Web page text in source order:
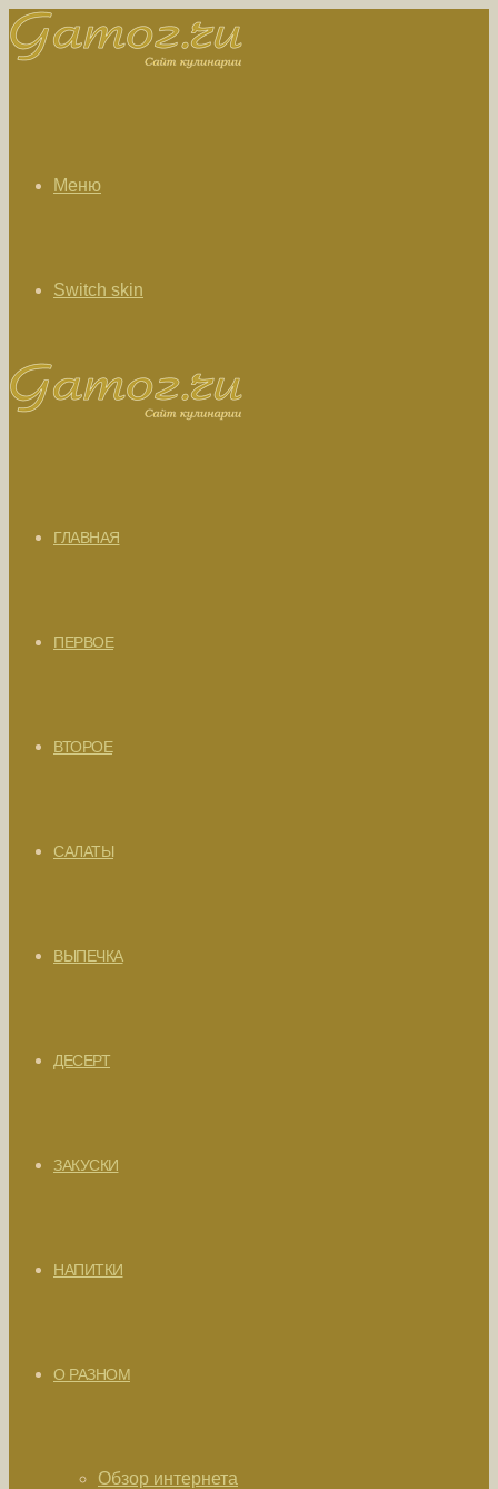
Меню
Switch skin
ГЛАВНАЯ
ПЕРВОЕ
ВТОРОЕ
САЛАТЫ
ВЫПЕЧКА
ДЕСЕРТ
ЗАКУСКИ
НАПИТКИ
О РАЗНОМ
Обзор интернета